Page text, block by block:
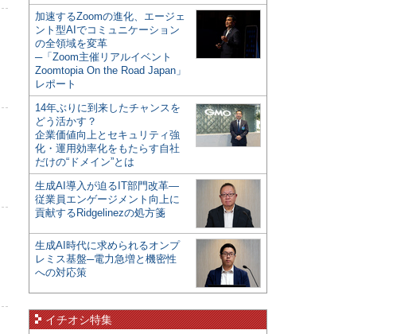
加速するZoomの進化、エージェ
ント型AIでコミュニケーション
の全領域を変革
─「Zoom主催リアルイベント
Zoomtopia On the Road Japan」
レポート
14年ぶりに到来したチャンスを
どう活かす？
企業価値向上とセキュリティ強
化・運用効率化をもたらす自社
だけの“ドメイン”とは
生成AI導入が迫るIT部門改革―
従業員エンゲージメント向上に
貢献するRidgelinezの処方箋
生成AI時代に求められるオンプ
レミス基盤─電力急増と機密性
への対応策
イチオシ特集